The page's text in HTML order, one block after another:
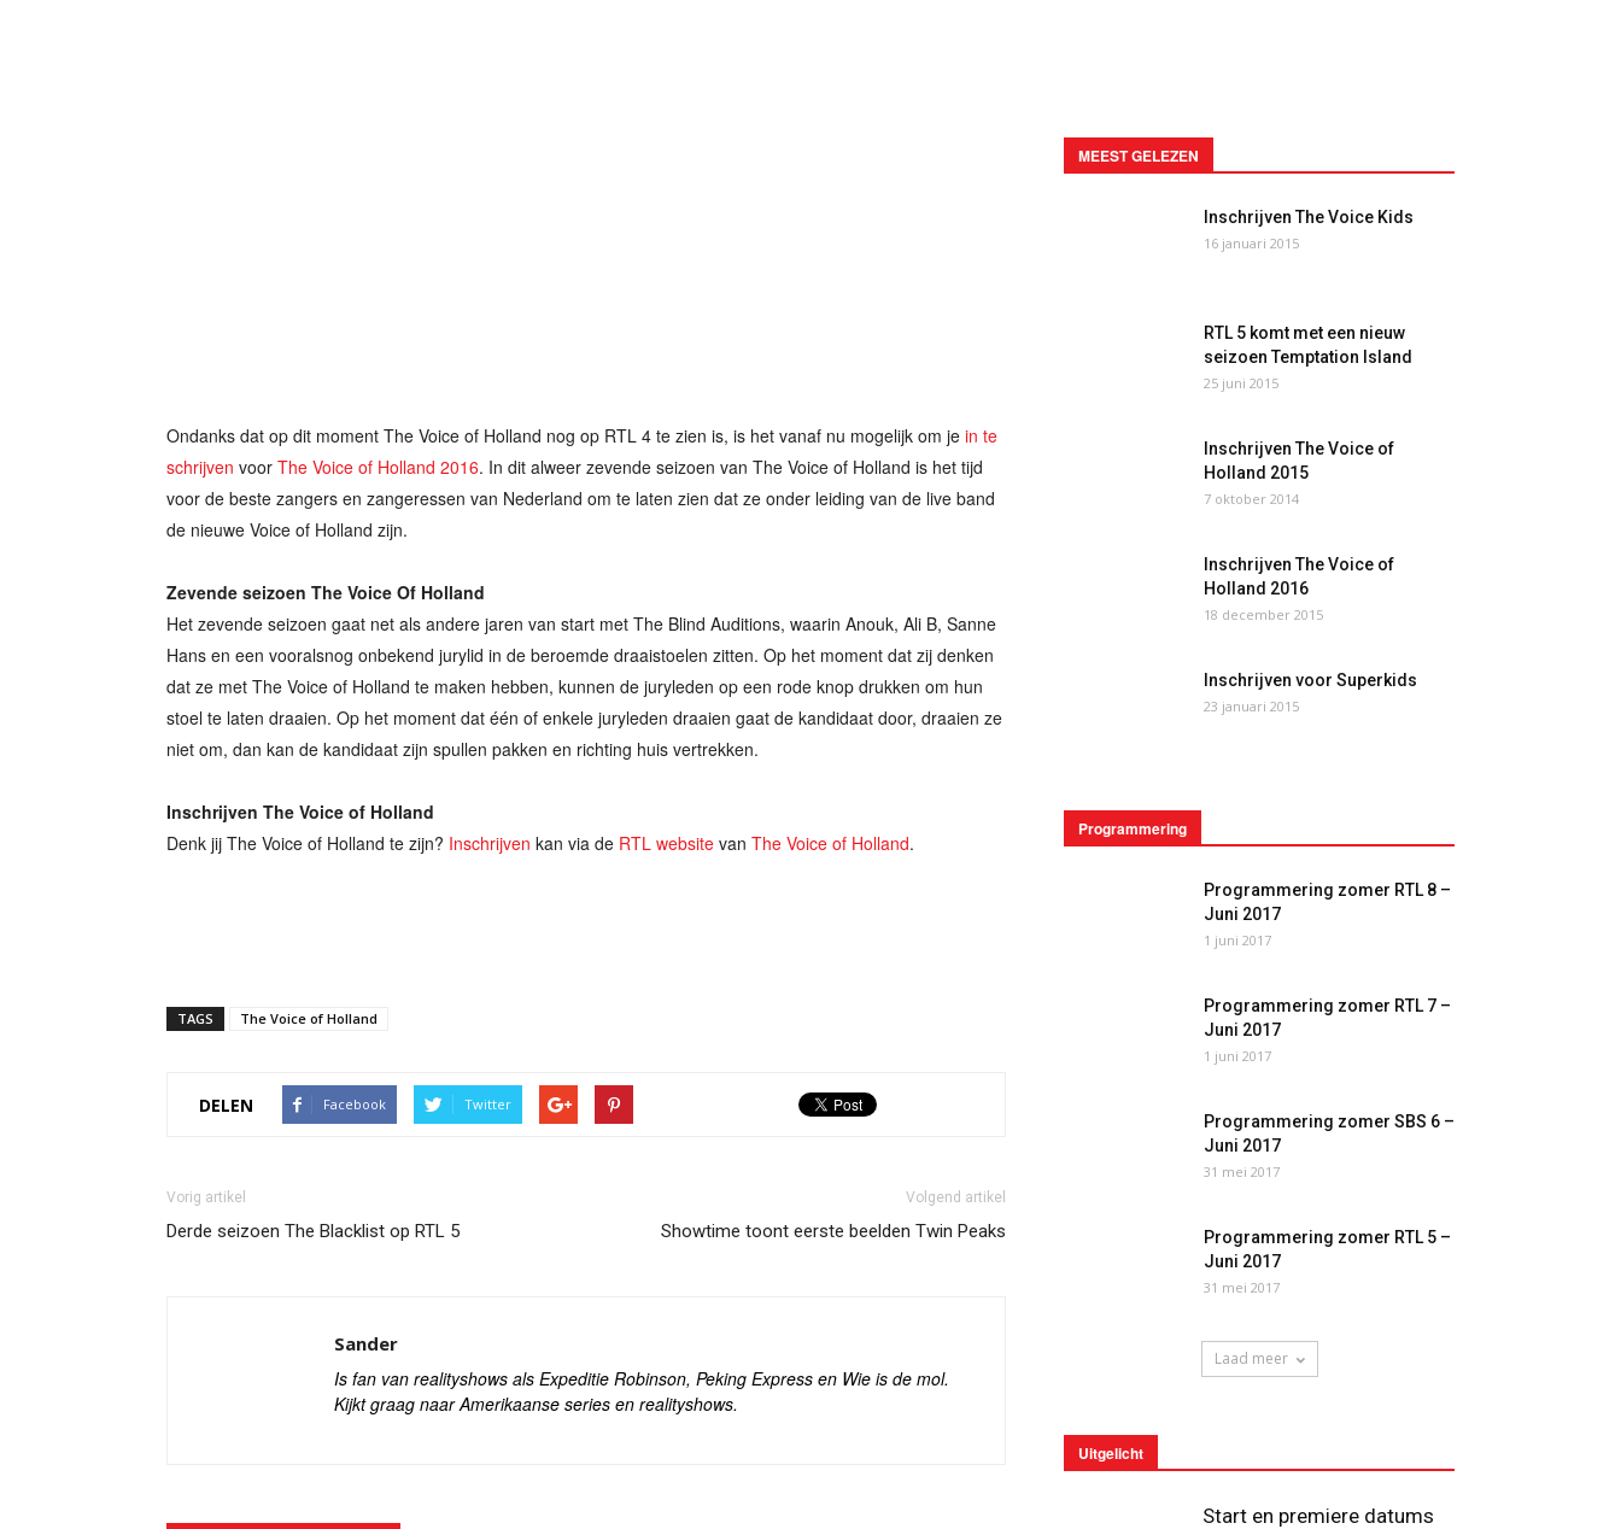
Ondanks dat op dit moment The Voice of Holland nog op RTL 4 te zien is, is het vanaf nu mogelijk om je in te
schrijven voor The Voice of Holland 2016. In dit alweer zevende seizoen van The Voice of Holland is het tijd
voor de beste zangers en zangeressen van Nederland om te laten zien dat ze onder leiding van de live band
de nieuwe Voice of Holland zijn.
Zevende seizoen The Voice Of Holland
Het zevende seizoen gaat net als andere jaren van start met The Blind Auditions, waarin Anouk, Ali B, Sanne
Hans en een vooralsnog onbekend jurylid in de beroemde draaistoelen zitten. Op het moment dat zij denken
dat ze met The Voice of Holland te maken hebben, kunnen de juryleden op een rode knop drukken om hun
stoel te laten draaien. Op het moment dat één of enkele juryleden draaien gaat de kandidaat door, draaien ze
niet om, dan kan de kandidaat zijn spullen pakken en richting huis vertrekken.
Inschrijven The Voice of Holland
Denk jij The Voice of Holland te zijn? Inschrijven kan via de RTL website van The Voice of Holland.
TAGS The Voice of Holland
DELEN Facebook Twitter
Vorig artikel
Derde seizoen The Blacklist op RTL 5
Volgend artikel
Showtime toont eerste beelden Twin Peaks
Sander
Is fan van realityshows als Expeditie Robinson, Peking Express en Wie is de mol.
Kijkt graag naar Amerikaanse series en realityshows.
MEEST GELEZEN
Inschrijven The Voice Kids
16 januari 2015
RTL 5 komt met een nieuw
seizoen Temptation Island
25 juni 2015
Inschrijven The Voice of
Holland 2015
7 oktober 2014
Inschrijven The Voice of
Holland 2016
18 december 2015
Inschrijven voor Superkids
23 januari 2015
Programmering
Programmering zomer RTL 8 –
Juni 2017
1 juni 2017
Programmering zomer RTL 7 –
Juni 2017
1 juni 2017
Programmering zomer SBS 6 –
Juni 2017
31 mei 2017
Programmering zomer RTL 5 –
Juni 2017
31 mei 2017
Laad meer
Uitgelicht
Start en premiere datums